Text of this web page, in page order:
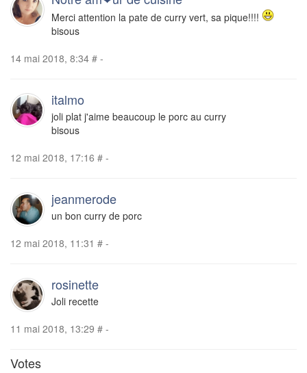
Merci attention la pate de curry vert, sa pique!!!!
bisous
14 mai 2018, 8:34 # -
italmo
joli plat j'aime beaucoup le porc au curry
bisous
12 mai 2018, 17:16 # -
jeanmerode
un bon curry de porc
12 mai 2018, 11:31 # -
rosinette
Joli recette
11 mai 2018, 13:29 # -
Votes